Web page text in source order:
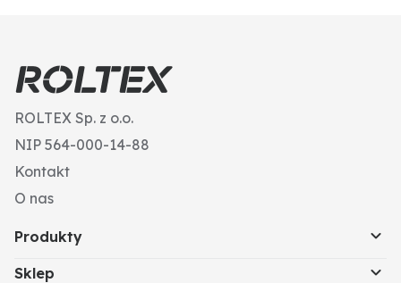
ROLTEX Sp. z o.o.
NIP 564-000-14-88
Kontakt
O nas
Produkty
Sklep